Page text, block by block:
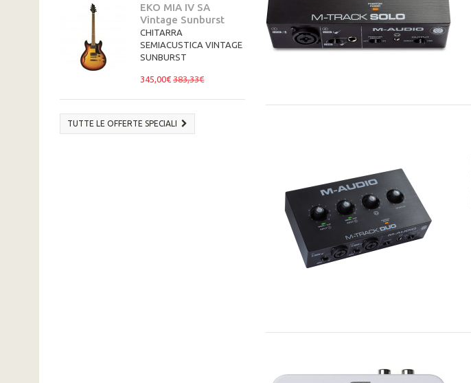
EKO MIA IV SA
Vintage Sunburst
CHITARRA
SEMIACUSTICA VINTAGE
SUNBURST
345,00€ 383,33€
TUTTE LE OFFERTE SPECIALI